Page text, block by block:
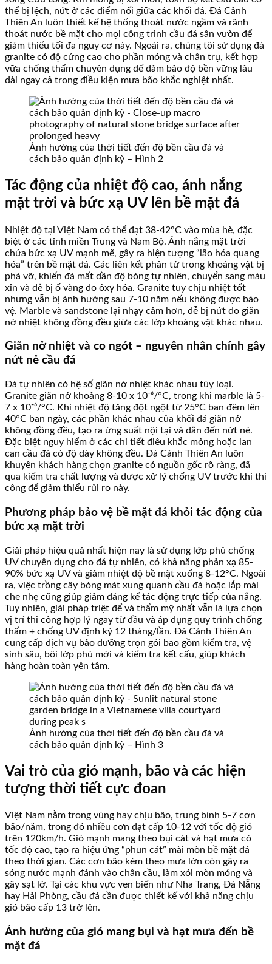
thể bị lệch, nứt ở các điểm nối giữa các khối đá. Đá Cảnh
Thiên An luôn thiết kế hệ thống thoát nước ngầm và rãnh
thoát nước bề mặt cho mọi công trình cầu đá sân vườn để
giảm thiểu tối đa nguy cơ này. Ngoài ra, chúng tôi sử dụng đá
granite có độ cứng cao cho phần móng và chân trụ, kết hợp
vữa chống thấm chuyên dụng để đảm bảo độ bền vững lâu
dài ngay cả trong điều kiện mưa bão khắc nghiệt nhất.
Ảnh hưởng của thời tiết đến độ bền cầu đá và
cách bảo quản định kỳ – Hình 2
Tác động của nhiệt độ cao, ánh nắng
mặt trời và bức xạ UV lên bề mặt đá
Nhiệt độ tại Việt Nam có thể đạt 38-42°C vào mùa hè, đặc
biệt ở các tỉnh miền Trung và Nam Bộ. Ánh nắng mặt trời
chứa bức xạ UV mạnh mẽ, gây ra hiện tượng “lão hóa quang
hóa” trên bề mặt đá. Các liên kết phân tử trong khoáng vật bị
phá vỡ, khiến đá mất dần độ bóng tự nhiên, chuyển sang màu
xỉn và dễ bị ố vàng do ôxy hóa. Granite tuy chịu nhiệt tốt
nhưng vẫn bị ảnh hưởng sau 7-10 năm nếu không được bảo
vệ. Marble và sandstone lại nhạy cảm hơn, dễ bị nứt do giãn
nở nhiệt không đồng đều giữa các lớp khoáng vật khác nhau.
Giãn nở nhiệt và co ngót – nguyên nhân chính gây
nứt nẻ cầu đá
Đá tự nhiên có hệ số giãn nở nhiệt khác nhau tùy loại.
Granite giãn nở khoảng 8-10 x 10⁻⁶/°C, trong khi marble là 5-
7 x 10⁻⁶/°C. Khi nhiệt độ tăng đột ngột từ 25°C ban đêm lên
40°C ban ngày, các phần khác nhau của khối đá giãn nở
không đồng đều, tạo ra ứng suất nội tại và dẫn đến nứt nẻ.
Đặc biệt nguy hiểm ở các chi tiết điêu khắc mỏng hoặc lan
can cầu đá có độ dày không đều. Đá Cảnh Thiên An luôn
khuyên khách hàng chọn granite có nguồn gốc rõ ràng, đã
qua kiểm tra chất lượng và được xử lý chống UV trước khi thi
công để giảm thiểu rủi ro này.
Phương pháp bảo vệ bề mặt đá khỏi tác động của
bức xạ mặt trời
Giải pháp hiệu quả nhất hiện nay là sử dụng lớp phủ chống
UV chuyên dụng cho đá tự nhiên, có khả năng phản xạ 85-
90% bức xạ UV và giảm nhiệt độ bề mặt xuống 8-12°C. Ngoài
ra, việc trồng cây bóng mát xung quanh cầu đá hoặc lắp mái
che nhẹ cũng giúp giảm đáng kể tác động trực tiếp của nắng.
Tuy nhiên, giải pháp triệt để và thẩm mỹ nhất vẫn là lựa chọn
vị trí thi công hợp lý ngay từ đầu và áp dụng quy trình chống
thấm + chống UV định kỳ 12 tháng/lần. Đá Cảnh Thiên An
cung cấp dịch vụ bảo dưỡng trọn gói bao gồm kiểm tra, vệ
sinh sâu, bôi lớp phủ mới và kiểm tra kết cấu, giúp khách
hàng hoàn toàn yên tâm.
Ảnh hưởng của thời tiết đến độ bền cầu đá và
cách bảo quản định kỳ – Hình 3
Vai trò của gió mạnh, bão và các hiện
tượng thời tiết cực đoan
Việt Nam nằm trong vùng hay chịu bão, trung bình 5-7 cơn
bão/năm, trong đó nhiều cơn đạt cấp 10-12 với tốc độ gió
trên 120km/h. Gió mạnh mang theo bụi cát và hạt mưa có
tốc độ cao, tạo ra hiệu ứng “phun cát” mài mòn bề mặt đá
theo thời gian. Các cơn bão kèm theo mưa lớn còn gây ra
sóng nước mạnh đánh vào chân cầu, làm xói mòn móng và
gây sạt lở. Tại các khu vực ven biển như Nha Trang, Đà Nẵng
hay Hải Phòng, cầu đá cần được thiết kế với khả năng chịu
gió bão cấp 13 trở lên.
Ảnh hưởng của gió mang bụi và hạt mưa đến bề
mặt đá